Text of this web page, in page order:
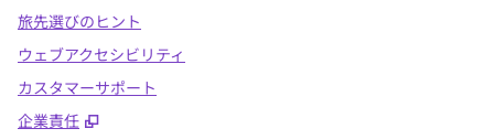
旅先選びのヒント
ウェブアクセシビリティ
カスタマーサポート
企業責任
,